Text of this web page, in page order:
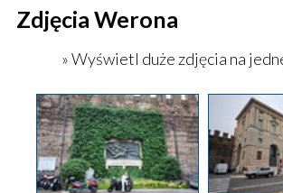
Zdjęcia Werona
» Wyświetl duże zdjęcia na